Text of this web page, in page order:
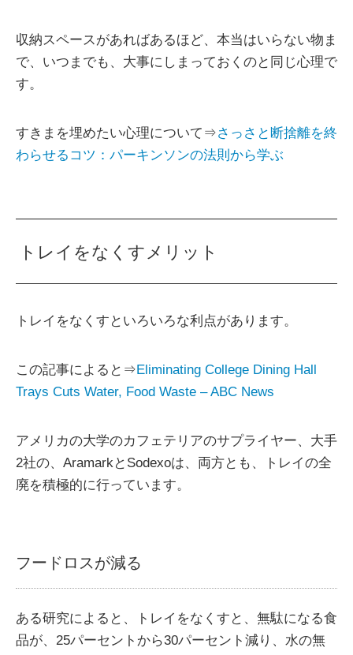
収納スペースがあればあるほど、本当はいらない物ま
で、いつまでも、大事にしまっておくのと同じ心理で
す。
すきまを埋めたい心理について⇒さっさと断捨離を終
わらせるコツ：パーキンソンの法則から学ぶ
トレイをなくすメリット
トレイをなくすといろいろな利点があります。
この記事によると⇒ Eliminating College Dining Hall
Trays Cuts Water, Food Waste – ABC News
アメリカの大学のカフェテリアのサプライヤー、大手
2社の、AramarkとSodexoは、両方とも、トレイの全
廃を積極的に行っています。
フードロスが減る
ある研究によると、トレイをなくすと、無駄になる食
品が、25パーセントから30パーセント減り、水の無